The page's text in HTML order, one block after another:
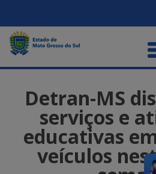
Detran-MS
serviços e
educativas
veículos